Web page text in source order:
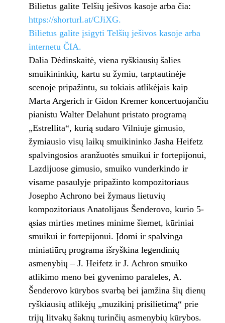
Bilietus galite Telšių ješivos kasoje arba čia:
https://shorturl.at/CJiXG.
Bilietus galite įsigyti Telšių ješivos kasoje arba
internetu ČIA.
Dalia Dėdinskaitė, viena ryškiausių šalies
smuikininkių, kartu su žymiu, tarptautinėje
scenoje pripažintu, su tokiais atlikėjais kaip
Marta Argerich ir Gidon Kremer koncertuojančiu
pianistu Walter Delahunt pristato programą
„Estrellita“, kurią sudaro Vilniuje gimusio,
žymiausio visų laikų smuikininko Jasha Heifetz
spalvingosios aranžuotės smuikui ir fortepijonui,
Lazdijuose gimusio, smuiko vunderkindo ir
visame pasaulyje pripažinto kompozitoriaus
Josepho Achrono bei žymaus lietuvių
kompozitoriaus Anatolijaus Šenderovo, kurio 5-
ąsias mirties metines minime šiemet, kūriniai
smuikui ir fortepijonui. Įdomi ir spalvinga
miniatiūrų programa išryškina legendinių
asmenybių – J. Heifetz ir J. Achron smuiko
atlikimo meno bei gyvenimo paraleles, A.
Šenderovo kūrybos svarbą bei įamžina šių dienų
ryškiausių atlikėjų „muzikinį prisilietimą“ prie
trijų litvakų šaknų turinčių asmenybių kūrybos.